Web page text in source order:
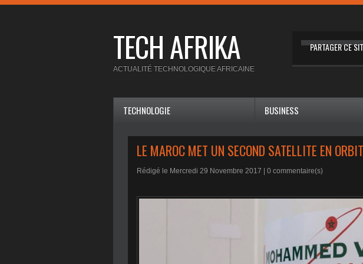
TECH AFRIKA PARTAGER CE
ACTUALITÉ TECHNOLOGIQUE AFRICAINE
TECHNOLOGIE BUSINESS
LE MAROC MET UN SECOND SATELLITE EN
Rédigé le Mercredi 29 Novembre 2017 | 0 commentaire(s)